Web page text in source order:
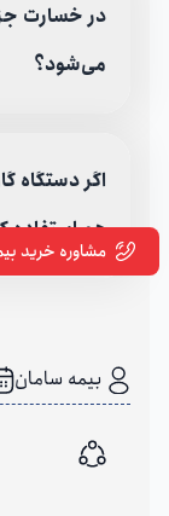
در خسارت
می‌شود؟
اگر دستگاه
هم استفاده
بیمه سامان
اشتراک گذاری
مشاوره خرید